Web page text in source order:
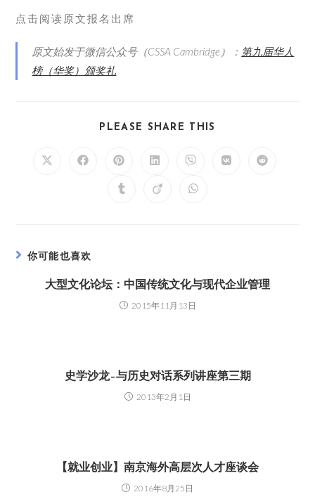
点击阅读原文报名出席
原文始发于微信公众号（CSSA Cambridge）： 第九届华人
榜（华奖）颁奖礼
PLEASE SHARE THIS
你可能也喜欢
大型文化论坛：中国传统文化与现代企业管理
2015年11月13日
史学沙龙–与历史对话系列讲座第三期
2013年2月1日
【就业创业】南京海外高层次人才座谈会
2016年8月25日